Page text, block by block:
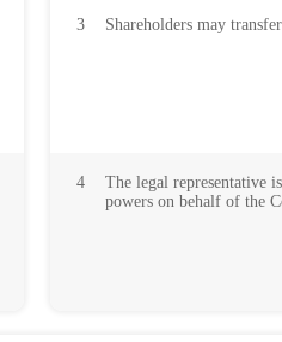
3 Shareholders may
4
The legal representative
powers on behalf of the